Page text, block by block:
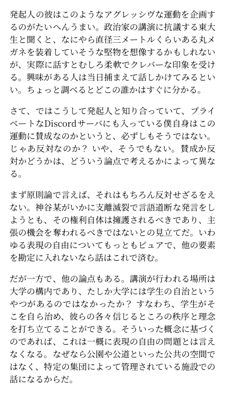
発起人の彼はこのようなアグレッシヴな運動を企画す
るのがたいへんうまい。政治家の講演に抗議する東大
生と聞くと、なにやら直径三メートルくらいある丸メ
ガネを装着していそうな堅物を想像するかもしれない
が、実際に話すとむしろ柔軟でクレバーな印象を受け
る。興味がある人は当日捕まえて話しかけてみるとい
い。ちょっと調べるとどこの誰かはすぐに分かる。
さて、ではこうして発起人と知り合っていて、プライ
ベートなDiscordサーバにも入っている僕自身はこの
運動に賛成なのかというと、必ずしもそうではない。
じゃあ反対なのか？ いや、そうでもない。賛成か反
対かどうかは、どういう論点で考えるかによって異な
る。
まず原則論で言えば、それはもちろん反対せざるをえ
ない。神谷某がいかに支離滅裂で言語道断な発言をし
ようとも、その権利自体は擁護されるべきであり、主
張の機会を奪われるべきではないとの見立てだ。いわ
ゆる表現の自由についてもっともピュアで、他の要素
を勘定に入れないなら話はこれで済む。
だが一方で、他の論点もある。講演が行われる場所は
大学の構内であり、たしか大学には学生の自治という
やつがあるのではなかったか？ すなわち、学生がそ
こを自ら治め、彼らの各々信じるところの秩序と理念
を打ち立てることができる。そういった概念に基づく
のであれば、これは一概に表現の自由の問題とは言え
なくなる。なぜなら公園や公道といった公共の空間で
はなく、特定の集団によって管理されている施設での
話になるからだ。